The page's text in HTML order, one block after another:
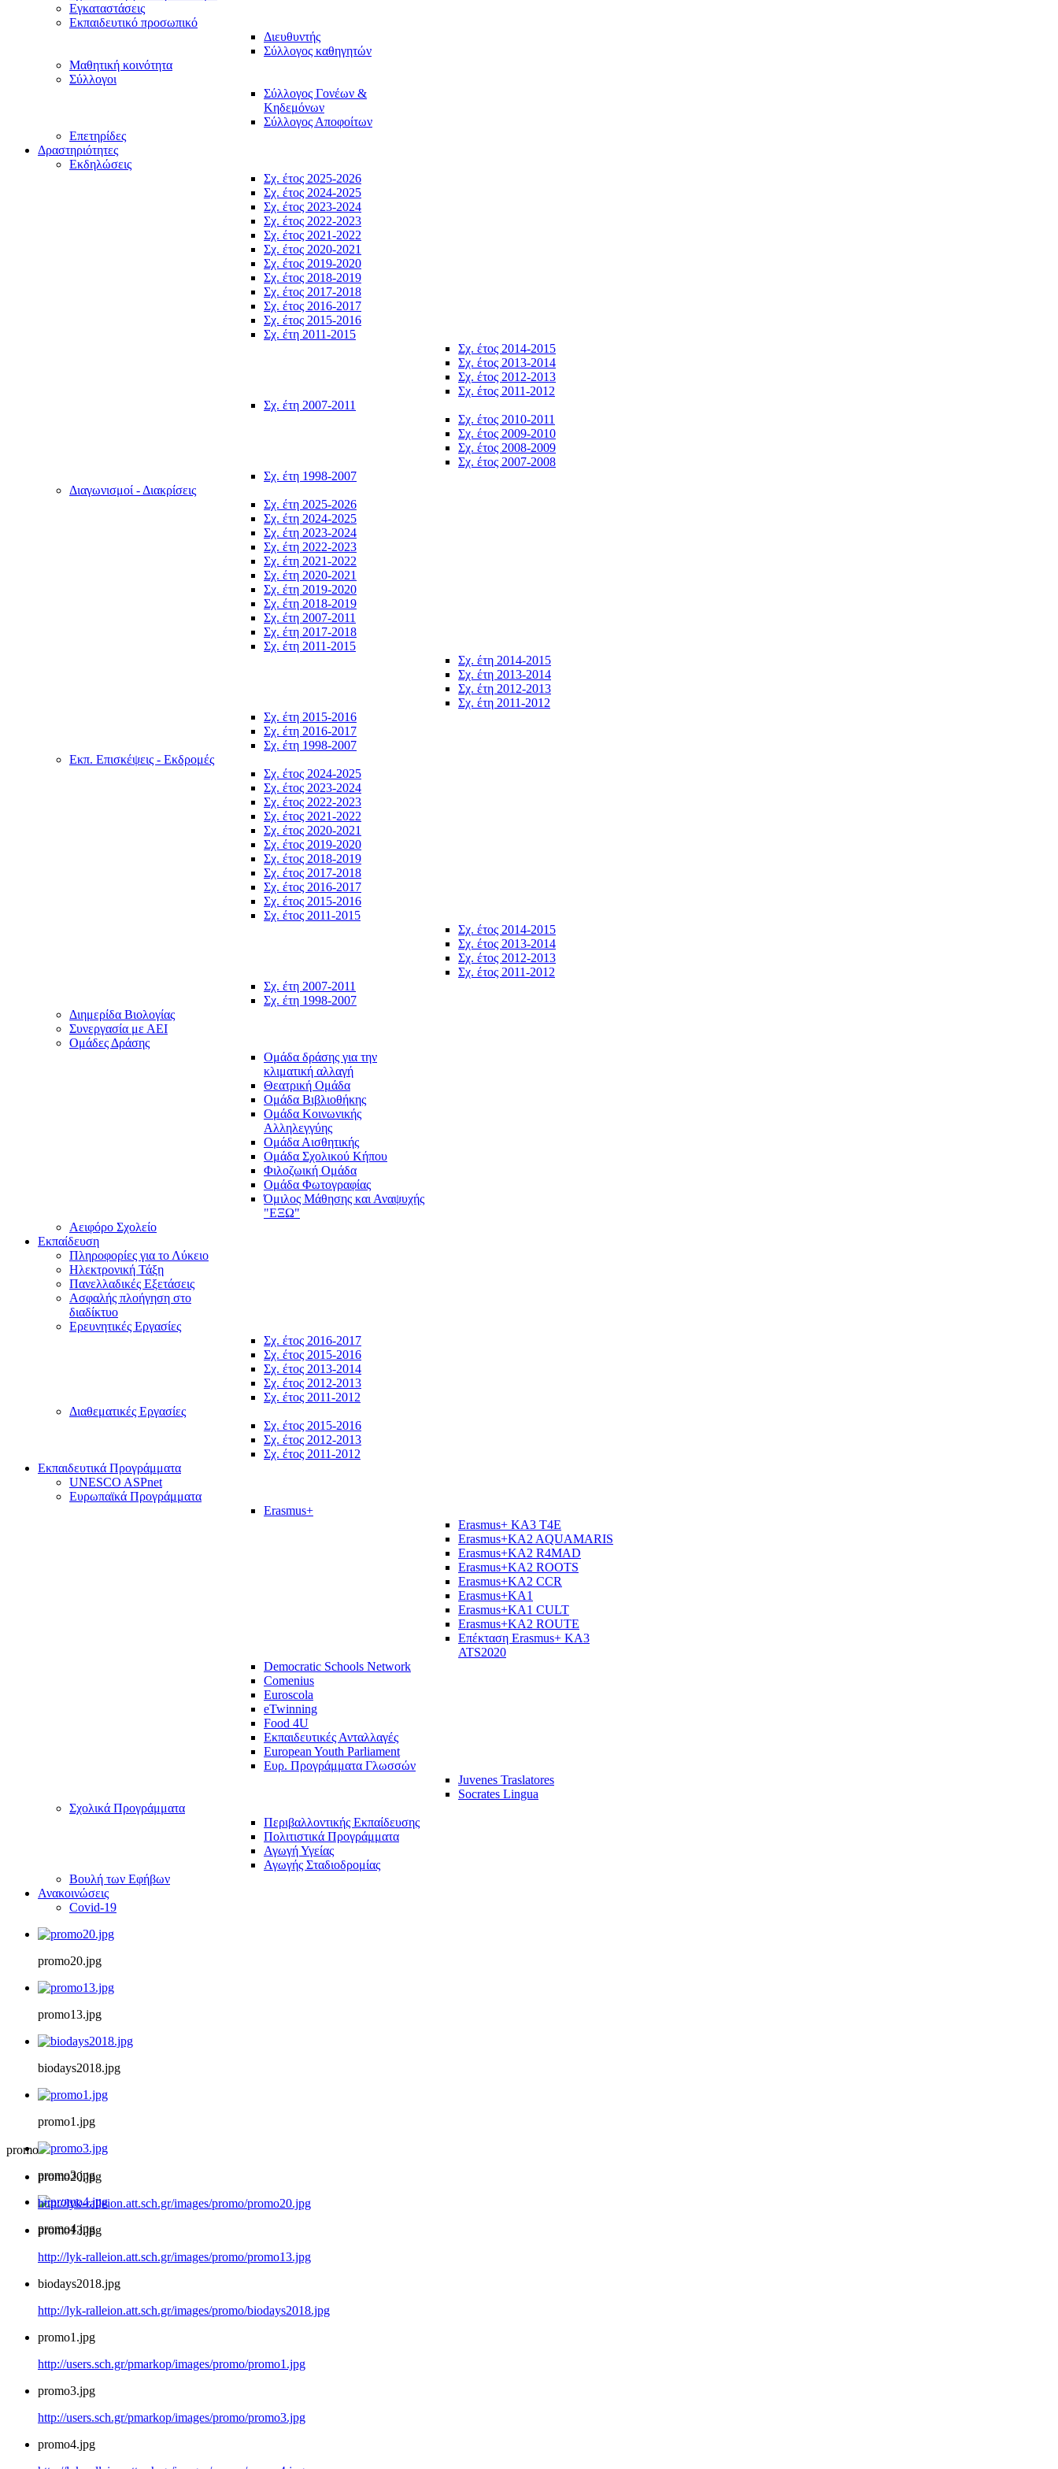
Εγκαταστάσεις
Εκπαιδευτικό προσωπικό
Διευθυντής
Σύλλογος καθηγητών
Μαθητική κοινότητα
Σύλλογοι
Σύλλογος Γονέων &
Κηδεμόνων
Σύλλογος Αποφοίτων
Επετηρίδες
Δραστηριότητες
Εκδηλώσεις
Σχ. έτος 2025-2026
Σχ. έτος 2024-2025
Σχ. έτος 2023-2024
Σχ. έτος 2022-2023
Σχ. έτος 2021-2022
Σχ. έτος 2020-2021
Σχ. έτος 2019-2020
Σχ. έτος 2018-2019
Σχ. έτος 2017-2018
Σχ. έτος 2016-2017
Σχ. έτος 2015-2016
Σχ. έτη 2011-2015
Σχ. έτος 2014-2015
Σχ. έτος 2013-2014
Σχ. έτος 2012-2013
Σχ. έτος 2011-2012
Σχ. έτη 2007-2011
Σχ. έτος 2010-2011
Σχ. έτος 2009-2010
Σχ. έτος 2008-2009
Σχ. έτος 2007-2008
Σχ. έτη 1998-2007
Διαγωνισμοί - Διακρίσεις
Σχ. έτη 2025-2026
Σχ. έτη 2024-2025
Σχ. έτη 2023-2024
Σχ. έτη 2022-2023
Σχ. έτη 2021-2022
Σχ. έτη 2020-2021
Σχ. έτη 2019-2020
Σχ. έτη 2018-2019
Σχ. έτη 2007-2011
Σχ. έτη 2017-2018
Σχ. έτη 2011-2015
Σχ. έτη 2014-2015
Σχ. έτη 2013-2014
Σχ. έτη 2012-2013
Σχ. έτη 2011-2012
Σχ. έτη 2015-2016
Σχ. έτη 2016-2017
Σχ. έτη 1998-2007
Εκπ. Επισκέψεις - Εκδρομές
Σχ. έτος 2024-2025
Σχ. έτος 2023-2024
Σχ. έτος 2022-2023
Σχ. έτος 2021-2022
Σχ. έτος 2020-2021
Σχ. έτος 2019-2020
Σχ. έτος 2018-2019
Σχ. έτος 2017-2018
Σχ. έτος 2016-2017
Σχ. έτος 2015-2016
Σχ. έτος 2011-2015
Σχ. έτος 2014-2015
Σχ. έτος 2013-2014
Σχ. έτος 2012-2013
Σχ. έτος 2011-2012
Σχ. έτη 2007-2011
Σχ. έτη 1998-2007
Διημερίδα Βιολογίας
Συνεργασία με ΑΕΙ
Ομάδες Δράσης
Ομάδα δράσης για την
κλιματική αλλαγή
Θεατρική Ομάδα
Ομάδα Βιβλιοθήκης
Ομάδα Κοινωνικής
Αλληλεγγύης
Ομάδα Αισθητικής
Ομάδα Σχολικού Κήπου
Φιλοζωική Ομάδα
Ομάδα Φωτογραφίας
Όμιλος Μάθησης και Αναψυχής
"ΕΞΩ"
Αειφόρο Σχολείο
Εκπαίδευση
Πληροφορίες για το Λύκειο
Ηλεκτρονική Τάξη
Πανελλαδικές Εξετάσεις
Ασφαλής πλοήγηση στο
διαδίκτυο
Ερευνητικές Εργασίες
Σχ. έτος 2016-2017
Σχ. έτος 2015-2016
Σχ. έτος 2013-2014
Σχ. έτος 2012-2013
Σχ. έτος 2011-2012
Διαθεματικές Εργασίες
Σχ. έτος 2015-2016
Σχ. έτος 2012-2013
Σχ. έτος 2011-2012
Εκπαιδευτικά Προγράμματα
UNESCO ASPnet
Ευρωπαϊκά Προγράμματα
Erasmus+
Erasmus+ KA3 T4E
Erasmus+KA2 AQUAMARIS
Εrasmus+KA2 R4MAD
Erasmus+KA2 ROOTS
Erasmus+KA2 CCR
Erasmus+KA1
Erasmus+KA1 CULT
Erasmus+KA2 ROUTE
Επέκταση Erasmus+ KA3
ATS2020
Democratic Schools Network
Comenius
Euroscola
eTwinning
Food 4U
Εκπαιδευτικές Ανταλλαγές
European Youth Parliament
Ευρ. Προγράμματα Γλωσσών
Juvenes Traslatores
Socrates Lingua
Σχολικά Προγράμματα
Περιβαλλοντικής Εκπαίδευσης
Πολιτιστικά Προγράμματα
Αγωγή Υγείας
Αγωγής Σταδιοδρομίας
Βουλή των Εφήβων
Ανακοινώσεις
Covid-19
promo20.jpg
promo13.jpg
biodays2018.jpg
promo1.jpg
promo3.jpg
promo4.jpg
promo
promo20.jpg
http://lyk-ralleion.att.sch.gr/images/promo/promo20.jpg
promo13.jpg
http://lyk-ralleion.att.sch.gr/images/promo/promo13.jpg
biodays2018.jpg
http://lyk-ralleion.att.sch.gr/images/promo/biodays2018.jpg
promo1.jpg
http://users.sch.gr/pmarkop/images/promo/promo1.jpg
promo3.jpg
http://users.sch.gr/pmarkop/images/promo/promo3.jpg
promo4.jpg